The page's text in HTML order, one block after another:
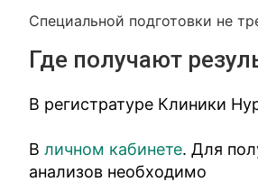
Специальной подготовки не
Где получают
В регистратуре Клиники
Вличном кабинете. Для
анализов необходимо